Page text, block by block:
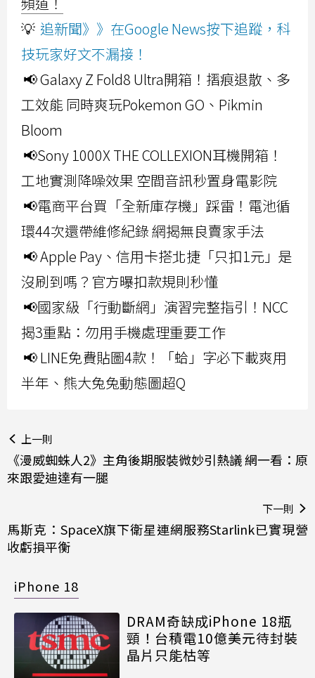
💡 追新聞》》在Google News按下追蹤，科
技玩家好文不漏接！
📢 Galaxy Z Fold8 Ultra開箱！摺痕退散、多
工效能 同時爽玩Pokemon GO、Pikmin
Bloom
📢Sony 1000X THE COLLEXION耳機開箱！
工地實測降噪效果 空間音訊秒置身電影院
📢電商平台買「全新庫存機」踩雷！電池循
環44次還帶維修紀錄 網揭無良賣家手法
📢 Apple Pay、信用卡搭北捷「只扣1元」是
沒刷到嗎？官方曝扣款規則秒懂
📢國家級「行動斷網」演習完整指引！NCC
揭3重點：勿用手機處理重要工作
📢 LINE免費貼圖4款！「蛤」字必下載爽用
半年、熊大兔兔動態圖超Q
上一則
《漫威蜘蛛人2》主角後期服裝微妙引熱議 網一看：原
來跟愛迪達有一腿
下一則
馬斯克：SpaceX旗下衛星連網服務Starlink已實現營
收虧損平衡
iPhone 18
DRAM奇缺成iPhone 18瓶
頸！台積電10億美元待封裝
晶片只能枯等